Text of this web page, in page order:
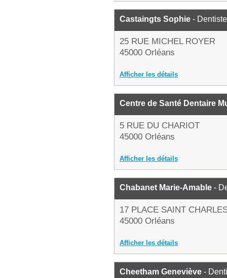
Castaingts Sophie - Dentiste
25 RUE MICHEL ROYER
45000 Orléans
Afficher les détails
Centre de Santé Dentaire
5 RUE DU CHARIOT
45000 Orléans
Afficher les détails
Chabanet Marie-Amable -
17 PLACE SAINT
45000 Orléans
Afficher les détails
Cheetham Geneviève -